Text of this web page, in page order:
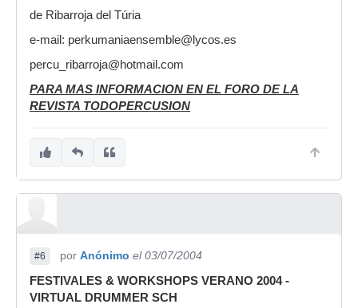
de Ribarroja del Túria
e-mail: perkumaniaensemble@lycos.es
percu_ribarroja@hotmail.com
PARA MAS INFORMACION EN EL FORO DE LA
REVISTA TODOPERCUSION
#6 por Anónimo el 03/07/2004
FESTIVALES & WORKSHOPS VERANO 2004 -
VIRTUAL DRUMMER SCH